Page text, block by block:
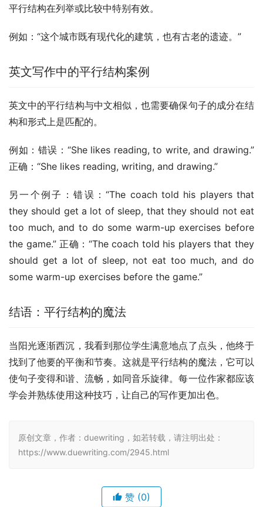
平行结构在列举或比较中特别有效。
例如：“这个城市既有现代化的建筑，也有古老的遗迹。”
英文写作中的平行结构案例
英文中的平行结构与中文相似，也需要确保句子的成分在结
构和形式上是匹配的。
例如：错误：“She likes reading, to write, and drawing.”
正确：“She likes reading, writing, and drawing.”
另一个例子：错误：“The coach told his players that
they should get a lot of sleep, that they should not eat
too much, and to do some warm-up exercises before
the game.” 正确：“The coach told his players that they
should get a lot of sleep, not eat too much, and do
some warm-up exercises before the game.”
结语：平行结构的魔法
当阳光逐渐西沉，我看到那位学生满意地点了点头，他终于
找到了他要的平衡和节奏。这就是平行结构的魔法，它可以
使句子变得和谐、流畅，如同音乐旋律。每一位作家都应该
学会并熟练使用这种技巧，让自己的写作更加出色。
原创文章，作者：duewriting，如若转载，请注明出处：
https://www.duewriting.com/2945.html
赞 (0)